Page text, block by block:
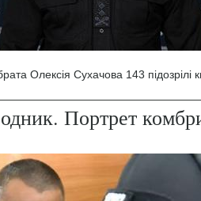
Олексія Сухачова 143 підозрілі
Портрет